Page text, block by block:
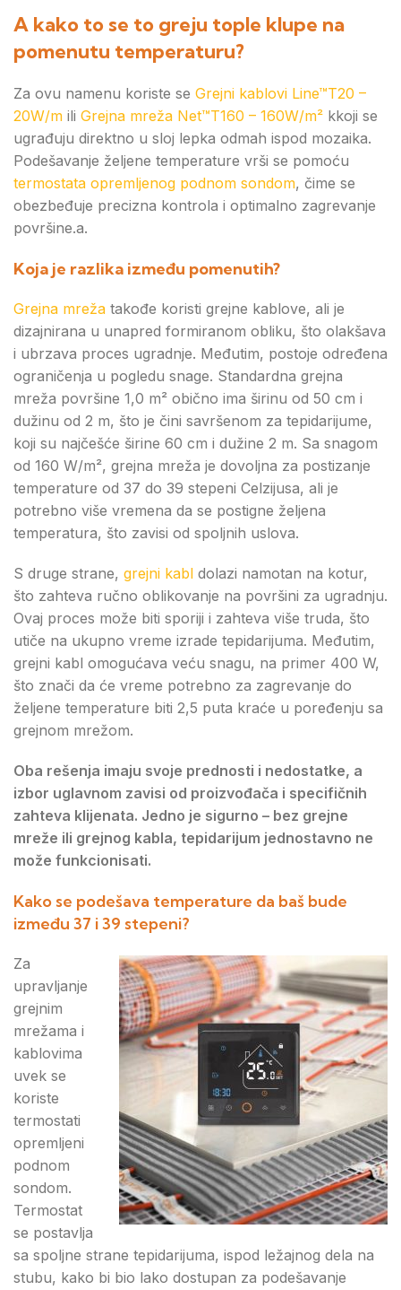
A kako to se to greju tople klupe na
pomenutu temperaturu?
Za ovu namenu koriste se Grejni kablovi Line™T20 –
20W/m ili Grejna mreža Net™T160 – 160W/m² kkoji se
ugrađuju direktno u sloj lepka odmah ispod mozaika.
Podešavanje željene temperature vrši se pomoću
termostata opremljenog podnom sondom, čime se
obezbeđuje precizna kontrola i optimalno zagrevanje
površine.a.
Koja je razlika između pomenutih?
Grejna mreža takođe koristi grejne kablove, ali je
dizajnirana u unapred formiranom obliku, što olakšava
i ubrzava proces ugradnje. Međutim, postoje određena
ograničenja u pogledu snage. Standardna grejna
mreža površine 1,0 m² obično ima širinu od 50 cm i
dužinu od 2 m, što je čini savršenom za tepidarijume,
koji su najčešće širine 60 cm i dužine 2 m. Sa snagom
od 160 W/m², grejna mreža je dovoljna za postizanje
temperature od 37 do 39 stepeni Celzijusa, ali je
potrebno više vremena da se postigne željena
temperatura, što zavisi od spoljnih uslova.
S druge strane, grejni kabl dolazi namotan na kotur,
što zahteva ručno oblikovanje na površini za ugradnju.
Ovaj proces može biti sporiji i zahteva više truda, što
utiče na ukupno vreme izrade tepidarijuma. Međutim,
grejni kabl omogućava veću snagu, na primer 400 W,
što znači da će vreme potrebno za zagrevanje do
željene temperature biti 2,5 puta kraće u poređenju sa
grejnom mrežom.
Oba rešenja imaju svoje prednosti i nedostatke, a
izbor uglavnom zavisi od proizvođača i specifičnih
zahteva klijenata. Jedno je sigurno – bez grejne
mreže ili grejnog kabla, tepidarijum jednostavno ne
može funkcionisati.
Kako se podešava temperature da baš bude
između 37 i 39 stepeni?
Za
upravljanje
grejnim
mrežama i
kablovima
uvek se
koriste
termostati
opremljeni
podnom
sondom.
Termostat
se postavlja
sa spoljne strane tepidarijuma, ispod ležajnog dela na
stubu, kako bi bio lako dostupan za podešavanje